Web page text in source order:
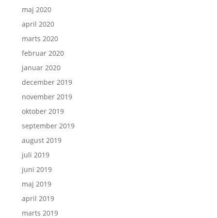
maj 2020
april 2020
marts 2020
februar 2020
januar 2020
december 2019
november 2019
oktober 2019
september 2019
august 2019
juli 2019
juni 2019
maj 2019
april 2019
marts 2019